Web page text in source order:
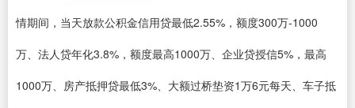
情期间，当天放款公积金信用贷最低2.55%，额度300万-1000
万、法人贷年化3.8%，额度最高1000万、企业贷授信5%，最高
1000万、房产抵押贷最低3%、大额过桥垫资1万6元每天、车子抵